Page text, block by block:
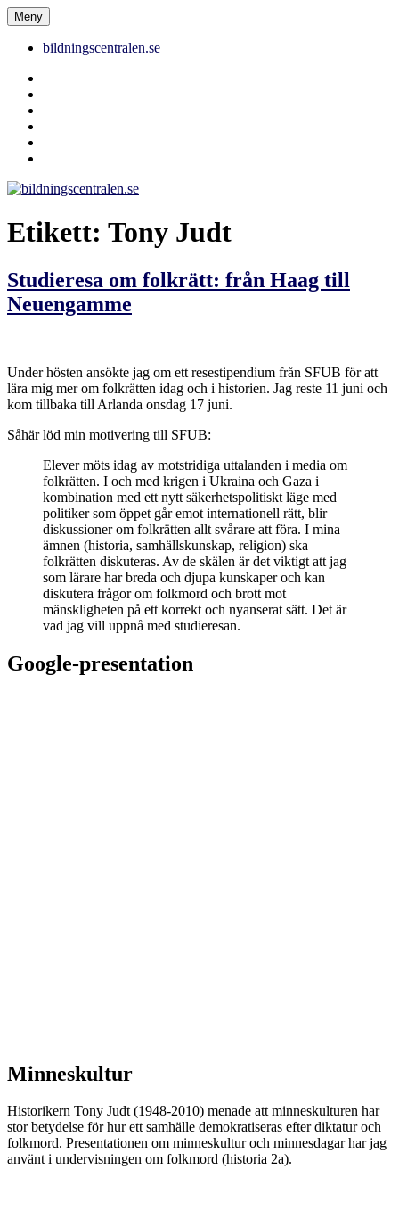
Hoppa
till
innehåll
bildningscentralen.se
Meny
bildningscentralen.se
Etikett: Tony Judt
Studieresa om folkrätt: från Haag till
Neuengamme
Under hösten ansökte jag om ett resestipendium från SFUB för att
lära mig mer om folkrätten idag och i historien. Jag reste 11 juni och
kom tillbaka till Arlanda onsdag 17 juni.
Såhär löd min motivering till SFUB:
Elever möts idag av motstridiga uttalanden i media om
folkrätten. I och med krigen i Ukraina och Gaza i
kombination med ett nytt säkerhetspolitiskt läge med
politiker som öppet går emot internationell rätt, blir
diskussioner om folkrätten allt svårare att föra. I mina
ämnen (historia, samhällskunskap, religion) ska
folkrätten diskuteras. Av de skälen är det viktigt att jag
som lärare har breda och djupa kunskaper och kan
diskutera frågor om folkmord och brott mot
mänskligheten på ett korrekt och nyanserat sätt. Det är
vad jag vill uppnå med studieresan.
Google-presentation
Minneskultur
Historikern Tony Judt (1948-2010) menade att minneskulturen har
stor betydelse för hur ett samhälle demokratiseras efter diktatur och
folkmord. Presentationen om minneskultur och minnesdagar har jag
använt i undervisningen om folkmord (historia 2a).